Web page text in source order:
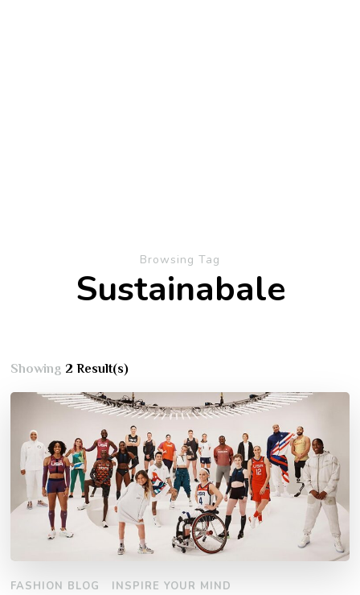
Browsing Tag
Sustainabale
Showing 2 Result(s)
FASHION BLOG INSPIRE YOUR MIND